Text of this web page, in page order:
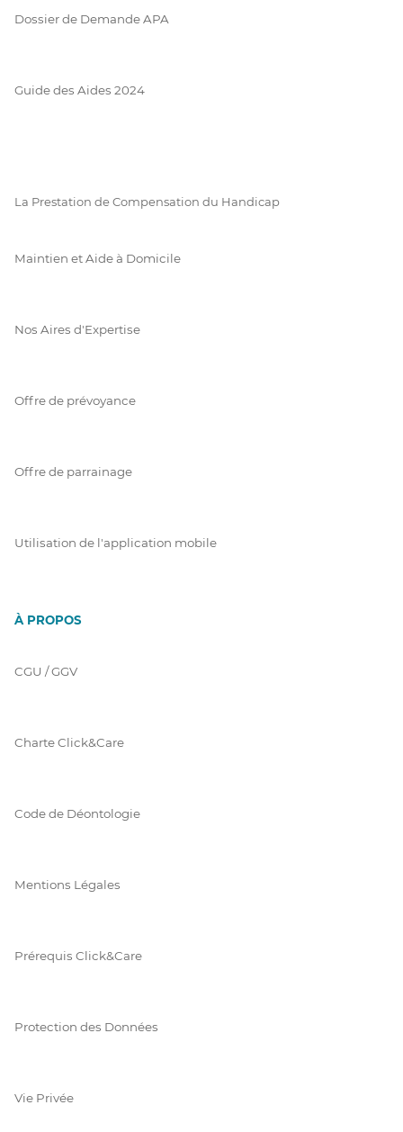
Dossier de Demande APA
Guide des Aides 2024
La Prestation de Compensation du Handicap
Maintien et Aide à Domicile
Nos Aires d'Expertise
Offre de prévoyance
Offre de parrainage
Utilisation de l'application mobile
À PROPOS
CGU / GGV
Charte Click&Care
Code de Déontologie
Mentions Légales
Prérequis Click&Care
Protection des Données
Vie Privée